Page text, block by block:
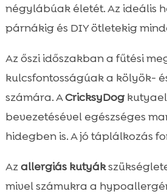
négylábúak életét. Az ideális
párnákig és DIY ötletekig
Az őszi időszakban a fűtési
kulcsfontosságúak a kölyök-
számára. ACricksyDog
bevezetésével egészséges
hidegben is. A jó táplálkozás
Azallergiás kutyák
mivel számukra a